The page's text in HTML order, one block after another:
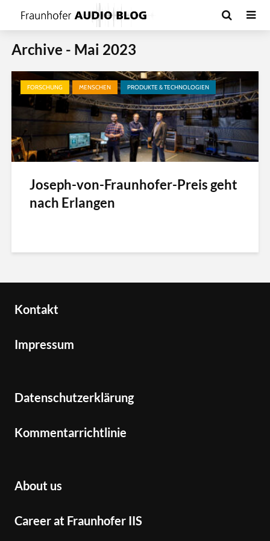
Archive - Mai 2023
FORSCHUNG MENSCHEN PRODUKTE & TECHNOLOGIEN
Joseph-von-Fraunhofer-Preis geht
nach Erlangen
Kontakt
Impressum
Datenschutzerklärung
Kommentarrichtlinie
About us
Career at Fraunhofer IIS